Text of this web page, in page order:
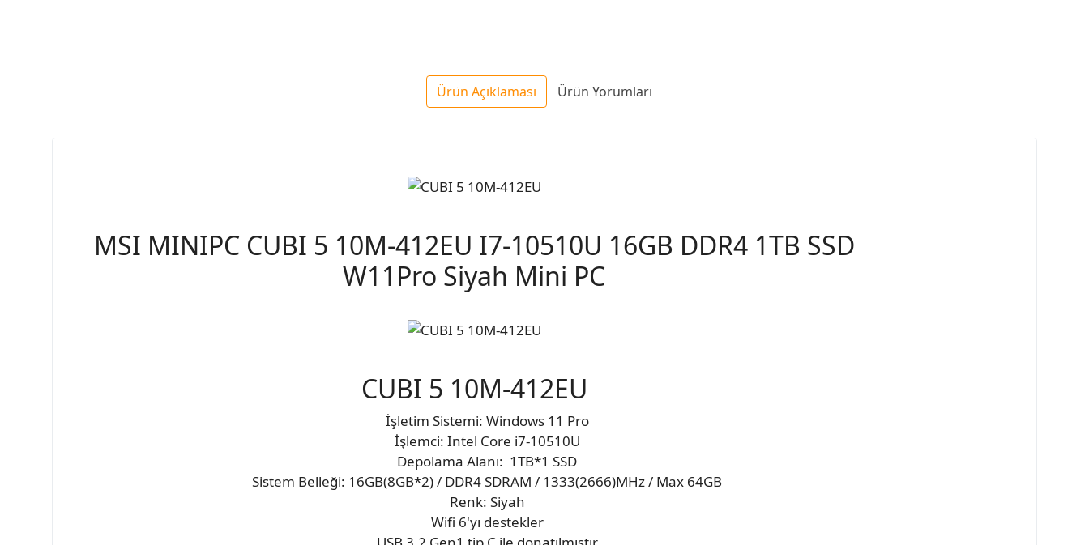
Ürün Açıklaması Ürün Yorumları
MSI MINIPC CUBI 5 10M-412EU I7-10510U 16GB DDR4 1TB SSD
W11Pro Siyah Mini PC
CUBI 5 10M-412EU
İşletim Sistemi: Windows 11 Pro
İşlemci: Intel Core i7-10510U
Depolama Alanı: 1TB*1 SSD
Sistem Belleği: 16GB(8GB*2) / DDR4 SDRAM / 1333(2666)MHz / Max 64GB
Renk: Siyah
Wifi 6'yı destekler